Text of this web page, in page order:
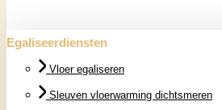
Egaliseerdiensten
Vloer egaliseren
Sleuven vloerwarming dichtsmeren